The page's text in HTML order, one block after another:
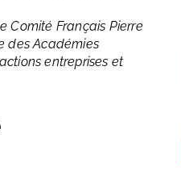
Comité Français Pierre
des Académies
entreprises et